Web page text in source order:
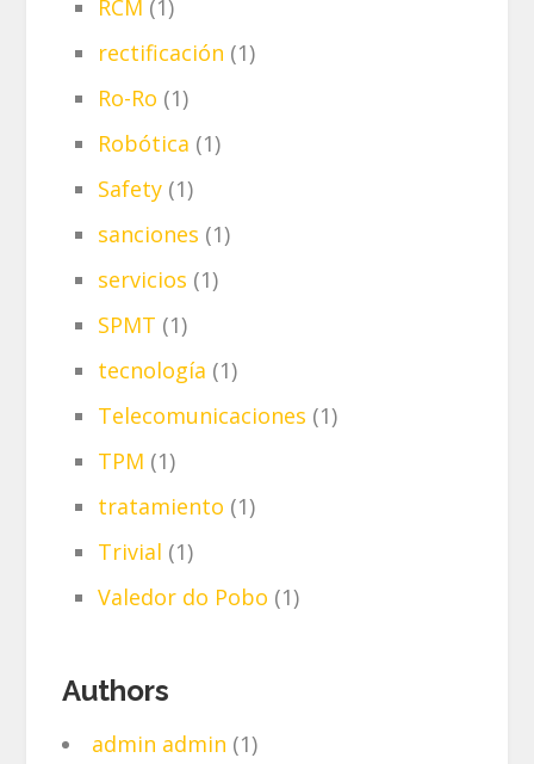
RCM (1)
rectificación (1)
Ro-Ro (1)
Robótica (1)
Safety (1)
sanciones (1)
servicios (1)
SPMT (1)
tecnología (1)
Telecomunicaciones (1)
TPM (1)
tratamiento (1)
Trivial (1)
Valedor do Pobo (1)
Authors
admin admin (1)